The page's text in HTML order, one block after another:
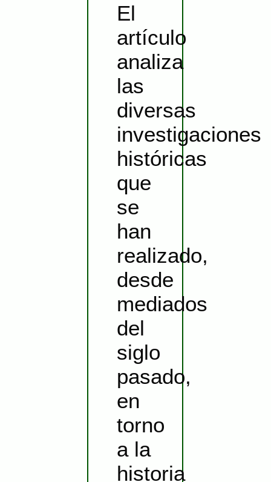
El
artículo
analiza
las
diversas
investigaciones
históricas
que
se
han
realizado,
desde
mediados
del
siglo
pasado,
en
torno
a la
historia